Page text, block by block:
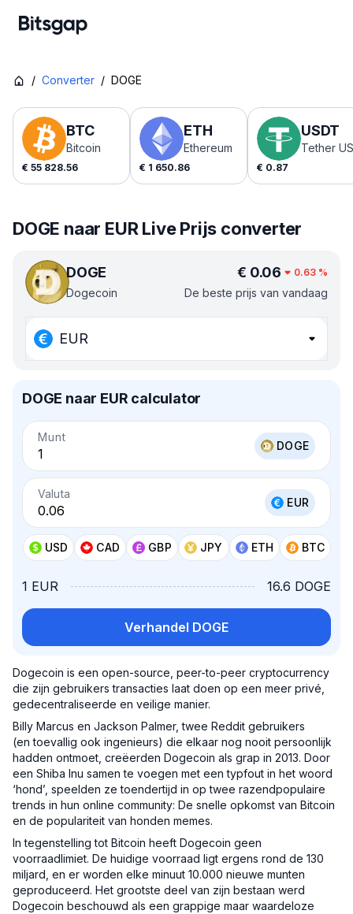
/ Converter / DOGE
BTC
Bitcoin
€ 55 828.56
ETH
Ethereum
€ 1 650.86
USDT
Tether
€ 0.87
DOGE naar EUR Live Prijs converter
DOGE
Dogecoin
€ 0.06 0.63 %
De beste prijs van vandaag
EUR
DOGE naar EUR calculator
Munt
DOGE
Valuta
EUR
USD CAD GBP JPY ETH BTC
1 EUR 16.6 DOGE
Verhandel DOGE
Dogecoin is een open-source, peer-to-peer cryptocurrency
die zijn gebruikers transacties laat doen op een meer privé,
gedecentraliseerde en veilige manier.
Billy Marcus en Jackson Palmer, twee Reddit gebruikers
(en toevallig ook ingenieurs) die elkaar nog nooit persoonlijk
hadden ontmoet, creëerden Dogecoin als grap in 2013. Door
een Shiba Inu samen te voegen met een typfout in het woord
‘hond’, speelden ze toendertijd in op twee razendpopulaire
trends in hun online community: De snelle opkomst van Bitcoin
en de populariteit van honden memes.
In tegenstelling tot Bitcoin heeft Dogecoin geen
voorraadlimiet. De huidige voorraad ligt ergens rond de 130
miljard, en er worden elke minuut 10.000 nieuwe munten
geproduceerd. Het grootste deel van zijn bestaan werd
Dogecoin beschouwd als een grappige maar waardeloze